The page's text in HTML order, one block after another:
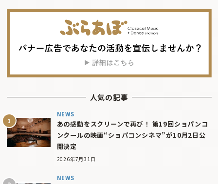
人気の記事
NEWS
あの感動をスクリーンで再び！ 第19回ショパンコ
ンクールの映画“ショパコンシネマ”が10月2日公
開決定
2026年7月31日
NEWS